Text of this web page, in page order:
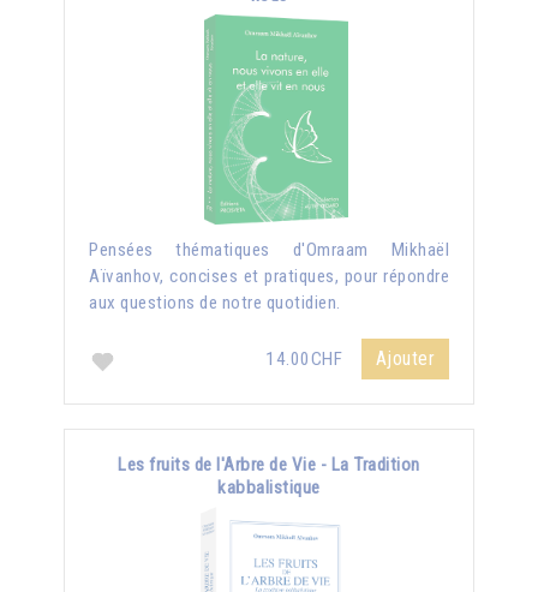
Pensées thématiques d'Omraam Mikhaël
Aïvanhov, concises et pratiques, pour répondre
aux questions de notre quotidien.
14.00CHF Ajouter
Les fruits de l'Arbre de Vie - La Tradition
kabbalistique